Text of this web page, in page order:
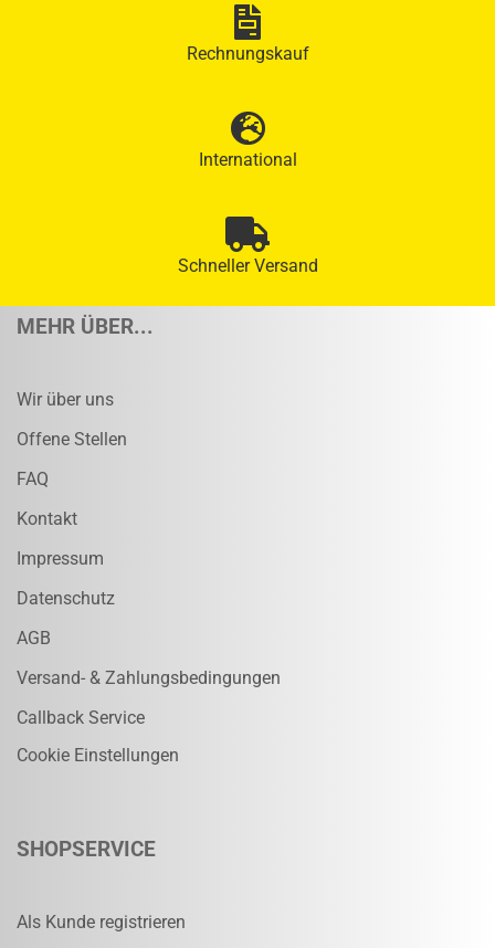
Rechnungskauf
International
Schneller Versand
MEHR ÜBER...
Wir über uns
Offene Stellen
FAQ
Kontakt
Impressum
Datenschutz
AGB
Versand- & Zahlungsbedingungen
Callback Service
Cookie Einstellungen
SHOPSERVICE
Als Kunde registrieren